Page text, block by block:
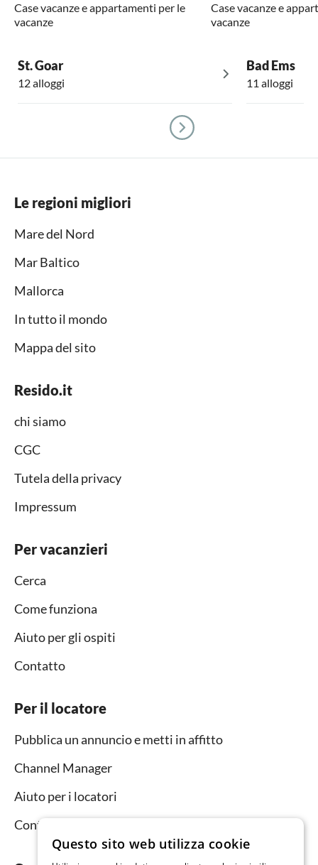
Case vacanze e appartamenti per le
vacanze
Case vacanze e
vacanze
St. Goar
12 alloggi
Bad Ems
11 alloggi
Le regioni migliori
Mare del Nord
Mar Baltico
Mallorca
In tutto il mondo
Mappa del sito
Resido.it
chi siamo
CGC
Tutela della privacy
Impressum
Per vacanzieri
Cerca
Come funziona
Aiuto per gli ospiti
Contatto
Per il locatore
Pubblica un annuncio e metti in affitto
Channel Manager
Aiuto per i locatori
Contatto
Questo sito web utilizza cookie